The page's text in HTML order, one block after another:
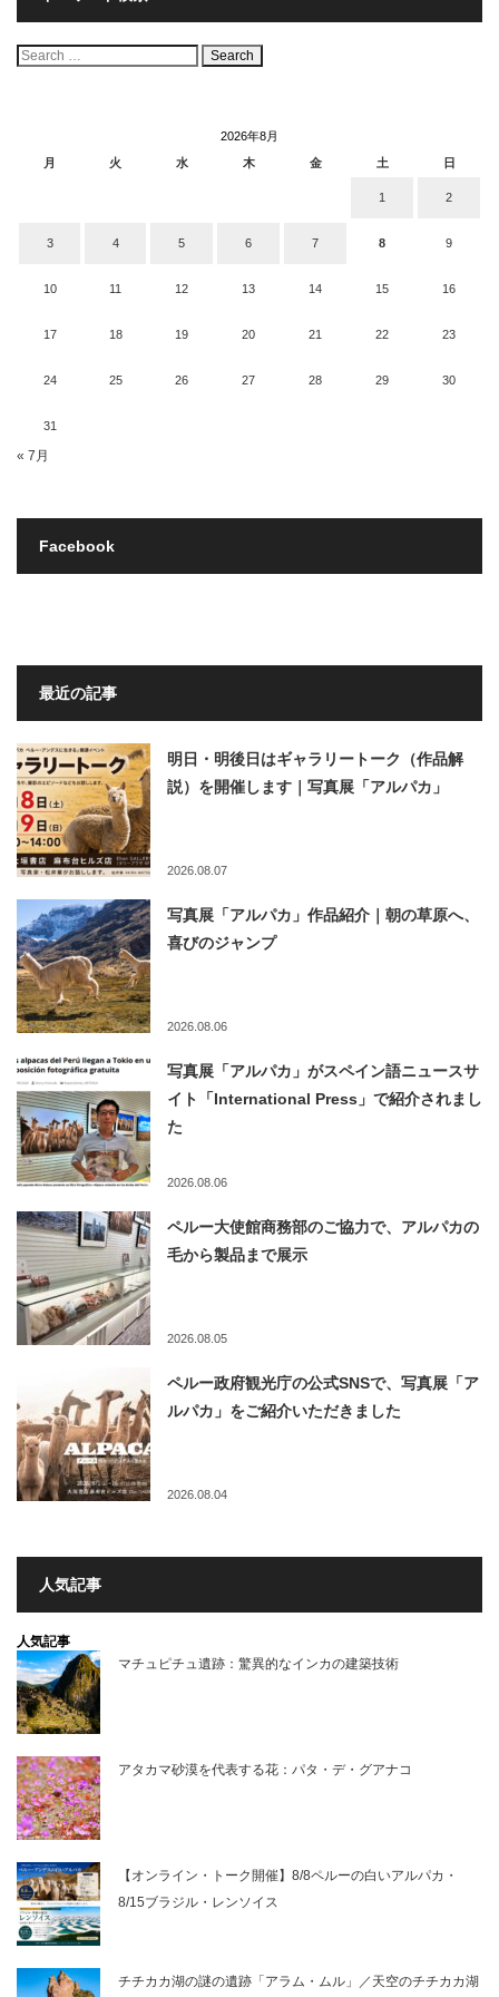
検
索:
2026年8月
月
火 水 木 金 土 日
1 2
3 4 5 6 7 8 9
10 11 12 13 14 15 16
17 18 19 20 21 22 23
24 25 26 27 28 29 30
31
« 7月
Facebook
最近の記事
明日・明後日はギャラリートーク（作品解
説）を開催します｜写真展「アルパカ」
2026.08.07
写真展「アルパカ」作品紹介｜朝の草原へ、
喜びのジャンプ
2026.08.06
写真展「アルパカ」がスペイン語ニュースサ
イト「International Press」で紹介されまし
た
2026.08.06
ペルー大使館商務部のご協力で、アルパカの
毛から製品まで展示
2026.08.05
ペルー政府観光庁の公式SNSで、写真展「ア
ルパカ」をご紹介いただきました
2026.08.04
人気記事
人気記事
マチュピチュ遺跡：驚異的なインカの建築技術
アタカマ砂漠を代表する花：パタ・デ・グアナコ
【オンライン・トーク開催】8/8ペルーの白いアルパカ・
8/15ブラジル・レンソイス
チチカカ湖の謎の遺跡「アラム・ムル」／天空のチチカカ湖